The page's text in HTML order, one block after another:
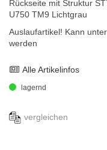
Rückseite mit Struktur
U750 TM9 Lichtgrau
Auslaufartikel! Kann
werden
Alle Artikelinfos
lagernd
vergleichen